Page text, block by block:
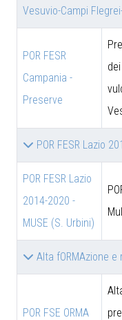
Vesuvio-Campi
POR FESR
Campania -
Preserve
POR FESR Lazio
POR FESR Lazio
2014-2020 -
MUSE (S. Urbini)
Alta fORMAzione
POR FSE ORMA